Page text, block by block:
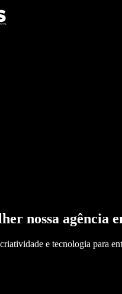
nossa agência
e tecnologia para